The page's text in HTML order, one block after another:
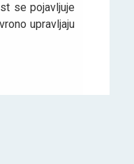
se pojavljuje
upravljaju